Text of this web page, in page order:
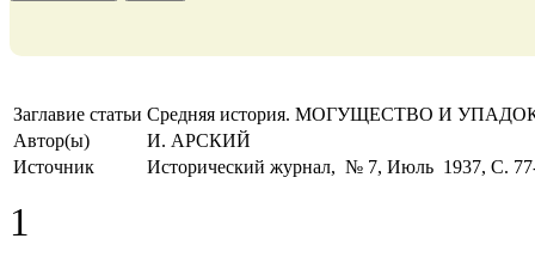
Заглавие статьи Средняя история. МОГУЩЕСТВО И
Автор(ы)
И. АРСКИЙ
Источник
Исторический журнал, № 7, Июль 1937, C.
1